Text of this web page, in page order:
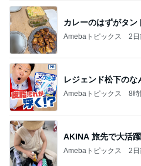
カレーのはずがタン
Amebaトピックス 2日
レジェンド松下のな
Amebaトピックス 8
AKINA 旅先で大活
Amebaトピックス 2日